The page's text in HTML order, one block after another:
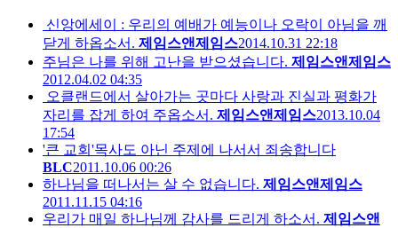
신앙에세이 : 우리의 예배가 예능이나 오락이 아님을 깨
닫게 하옵소서. 제임스앤제임스2014.10.31 22:18
주님은 나를 위해 고난을 받으셨습니다. 제임스앤제임스
2012.04.02 04:35
오클랜드에서 살아가는 곳마다 사랑과 진실과 평화가
자리를 잡게 하여 주옵소서. 제임스앤제임스2013.10.04
17:54
'큰 교회'목사도 아닌 주제에 나서서 죄송합니다
BLC2011.10.06 00:26
하나님을 떠나서는 살 수 없습니다. 제임스앤제임스
2011.11.15 04:16
우리가 매일 하나님께 감사를 드리게 하소서. 제임스앤